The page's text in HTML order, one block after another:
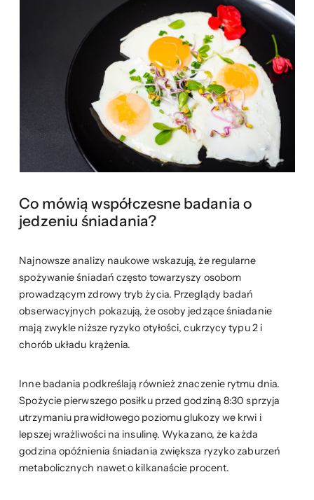
Co mówią współczesne badania o
jedzeniu śniadania?
Najnowsze analizy naukowe wskazują, że regularne
spożywanie śniadań często towarzyszy osobom
prowadzącym zdrowy tryb życia. Przeglądy badań
obserwacyjnych pokazują, że osoby jedzące śniadanie
mają zwykle niższe ryzyko otyłości, cukrzycy typu 2 i
chorób układu krążenia.
Inne badania podkreślają również znaczenie rytmu dnia.
Spożycie pierwszego posiłku przed godziną 8:30 sprzyja
utrzymaniu prawidłowego poziomu glukozy we krwi i
lepszej wrażliwości na insulinę. Wykazano, że każda
godzina opóźnienia śniadania zwiększa ryzyko zaburzeń
metabolicznych nawet o kilkanaście procent.